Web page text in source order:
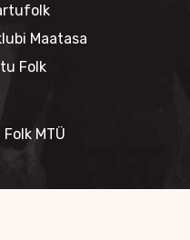
Maatasa
Folk
MTÜ